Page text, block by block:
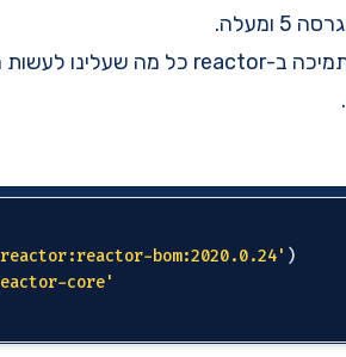
bom:2020.0.24' )
core'